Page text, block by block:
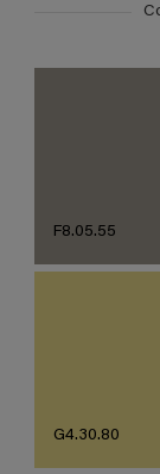
F8.05.55
G4.30.80